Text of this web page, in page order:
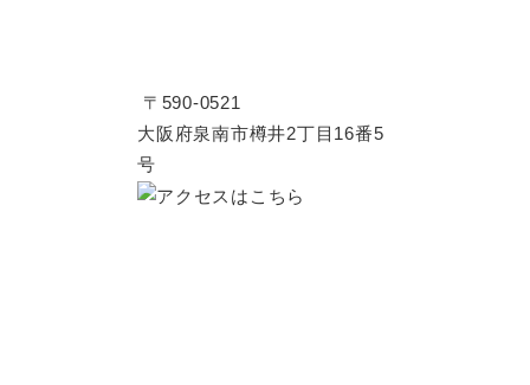
〒590-0521
大阪府泉南市樽井2丁目16番5
号